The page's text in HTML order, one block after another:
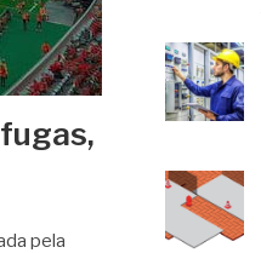
pela